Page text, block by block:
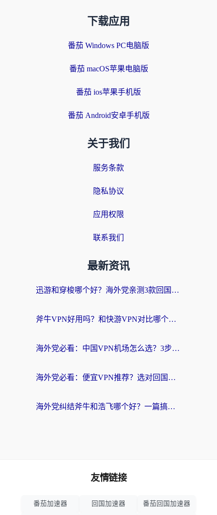
下载应用
番茄 Windows PC电脑版
番茄 macOS苹果电脑版
番茄 ios苹果手机版
番茄 Android安卓手机版
关于我们
服务条款
隐私协议
应用权限
联系我们
最新资讯
迅游和穿梭哪个好？海外党亲测3款回国加速器+手游加速对比，附避坑指南
斧牛VPN好用吗？和快游VPN对比哪个回国效果更好？马来西亚留学生亲测分享
海外党必看：中国VPN机场怎么选？3步教你无缝访问国内资源（附避坑指南）
海外党必看：便宜VPN推荐？选对回国加速器才能无缝刷国内剧玩国服
海外党纠结斧牛和浩飞哪个好？一篇搞定回国加速器选择+无缝访问国内资源指南
友情链接
番茄加速器 回国加速器 番茄回国加速器